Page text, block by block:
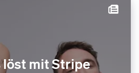
löst mit Stripe